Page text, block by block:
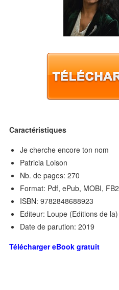
Caractéristiques
Je cherche encore ton nom
Patricia Loison
Nb. de pages: 270
Format: Pdf, ePub, MOBI, FB2
ISBN: 9782848688923
Editeur: Loupe (Editions de la)
Date de parution: 2019
Télécharger eBook gratuit